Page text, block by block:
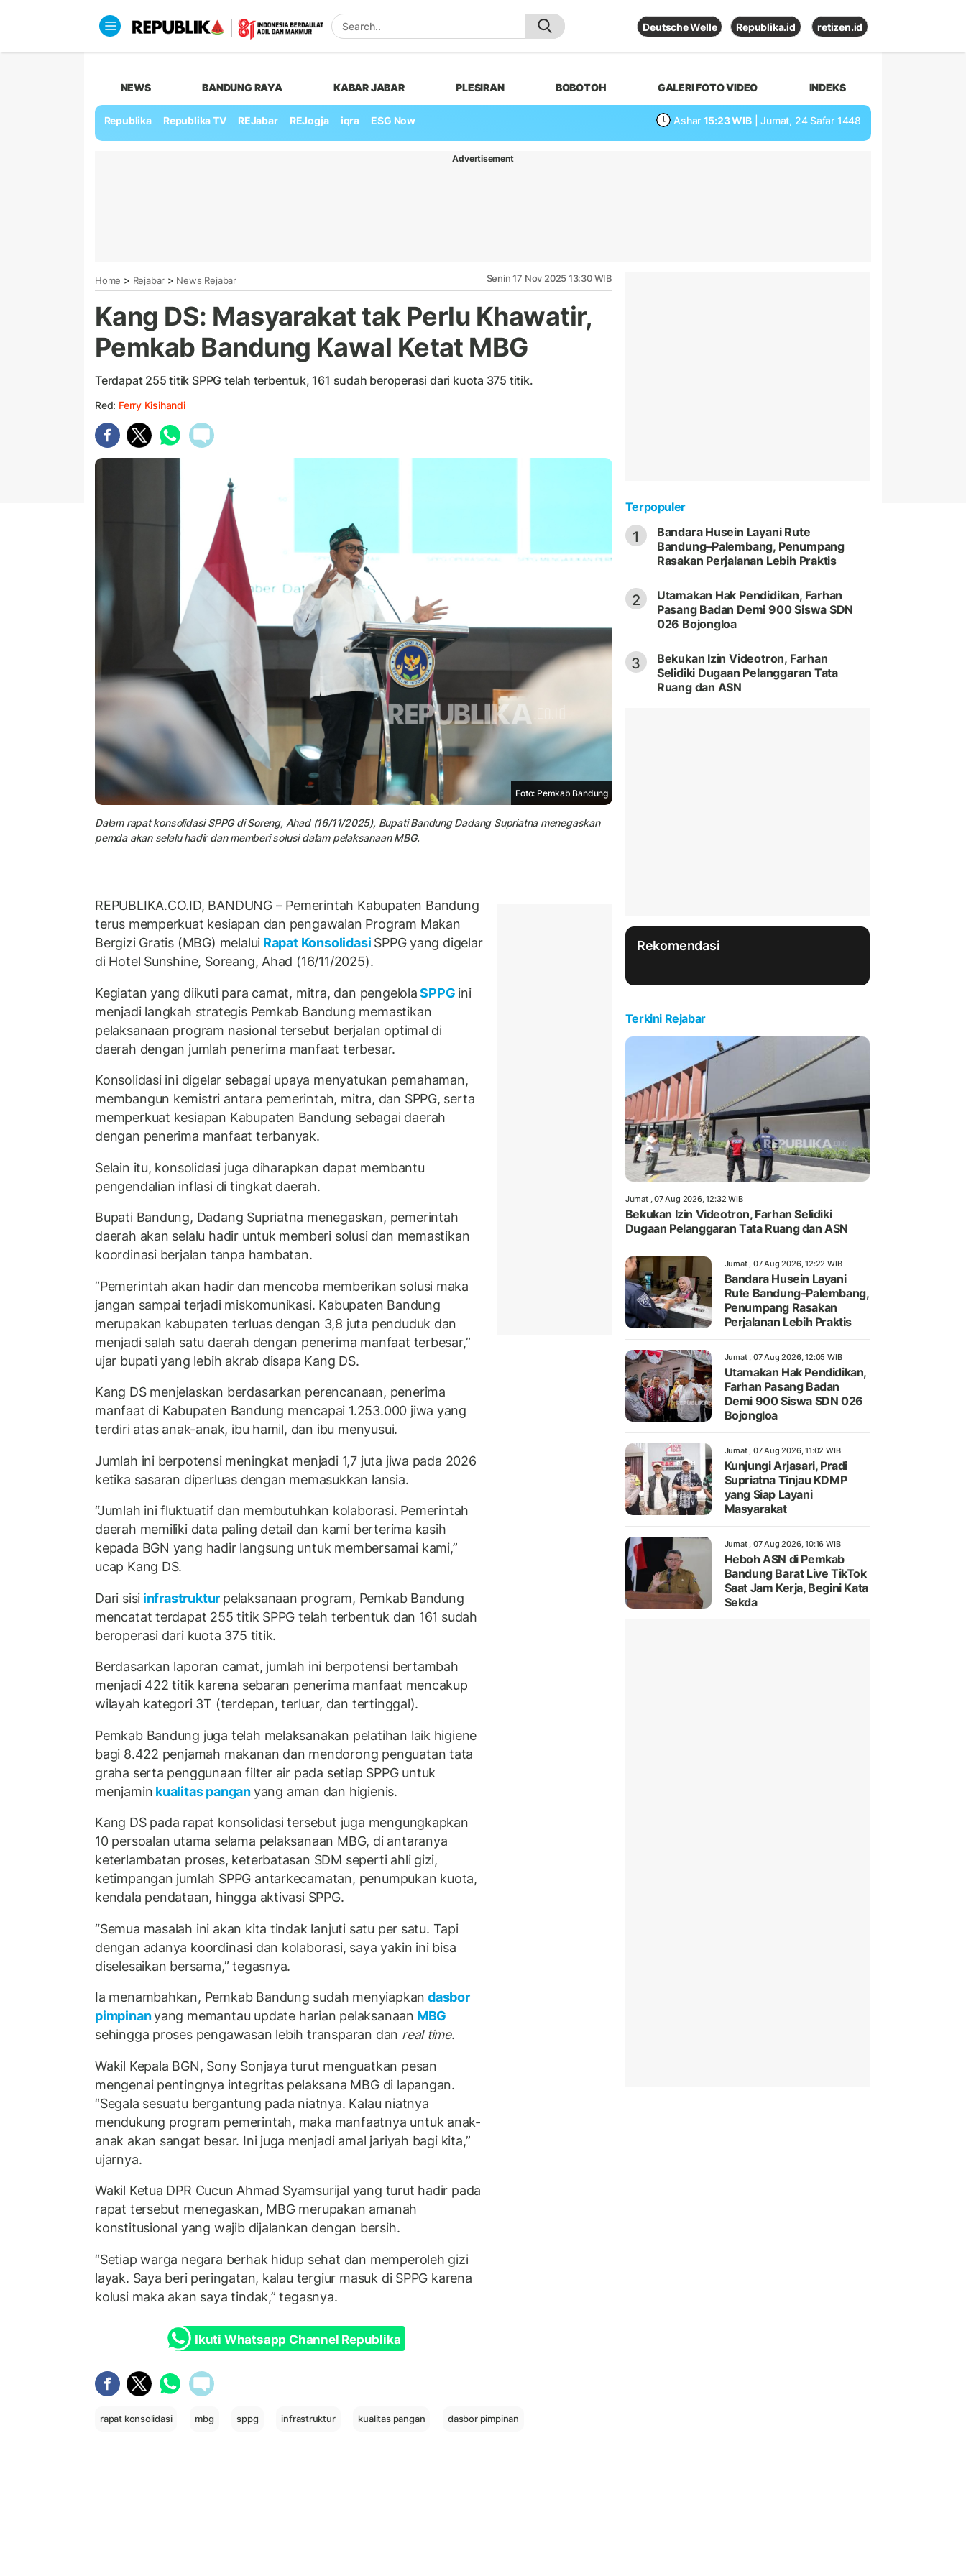
Deutsche Welle Republika.id retizen.id
NEWS BANDUNG RAYA KABAR JABAR PLESIRAN BOBOTOH GALERI FOTO VIDEO INDEKS
Republika Republika TV REJabar REJogja iqra ESG Now Ashar 15:23 WIB | Jumat, 24 Safar 1448
Advertisement
Home > Rejabar > News Rejabar Senin 17 Nov 2025 13:30 WIB
Kang DS: Masyarakat tak Perlu Khawatir,
Pemkab Bandung Kawal Ketat MBG
Terdapat 255 titik SPPG telah terbentuk, 161 sudah beroperasi dari kuota 375 titik.
Red: Ferry Kisihandi
Foto: Pemkab Bandung
Dalam rapat konsolidasi SPPG di Soreng, Ahad (16/11/2025), Bupati Bandung Dadang Supriatna menegaskan
pemda akan selalu hadir dan memberi solusi dalam pelaksanaan MBG.
REPUBLIKA.CO.ID, BANDUNG – Pemerintah Kabupaten Bandung
terus memperkuat kesiapan dan pengawalan Program Makan
Bergizi Gratis (MBG) melalui Rapat Konsolidasi SPPG yang digelar
di Hotel Sunshine, Soreang, Ahad (16/11/2025).
Kegiatan yang diikuti para camat, mitra, dan pengelolaSPPG ini
menjadi langkah strategis Pemkab Bandung memastikan
pelaksanaan program nasional tersebut berjalan optimal di
daerah dengan jumlah penerima manfaat terbesar.
Konsolidasi ini digelar sebagai upaya menyatukan pemahaman,
membangun kemistri antara pemerintah, mitra, dan SPPG, serta
memperkuat kesiapan Kabupaten Bandung sebagai daerah
dengan penerima manfaat terbanyak.
Selain itu, konsolidasi juga diharapkan dapat membantu
pengendalian inflasi di tingkat daerah.
Bupati Bandung, Dadang Supriatna menegaskan, pemerintah
daerah akan selalu hadir untuk memberi solusi dan memastikan
koordinasi berjalan tanpa hambatan.
“Pemerintah akan hadir dan mencoba memberikan solusi maka
jangan sampai terjadi miskomunikasi. Kabupaten Bandung
merupakan kabupaten terluas dengan 3,8 juta penduduk dan
menjadi salah satu daerah dengan penerima manfaat terbesar,”
ujar bupati yang lebih akrab disapa Kang DS.
Kang DS menjelaskan berdasarkan perencanaan, penerima
manfaat di Kabupaten Bandung mencapai 1.253.000 jiwa yang
terdiri atas anak-anak, ibu hamil, dan ibu menyusui.
Jumlah ini berpotensi meningkat menjadi 1,7 juta jiwa pada 2026
ketika sasaran diperluas dengan memasukkan lansia.
“Jumlah ini fluktuatif dan membutuhkan kolaborasi. Pemerintah
daerah memiliki data paling detail dan kami berterima kasih
kepada BGN yang hadir langsung untuk membersamai kami,”
ucap Kang DS.
Dari sisi infrastruktur pelaksanaan program, Pemkab Bandung
mencatat terdapat 255 titik SPPG telah terbentuk dan 161 sudah
beroperasi dari kuota 375 titik.
Berdasarkan laporan camat, jumlah ini berpotensi bertambah
menjadi 422 titik karena sebaran penerima manfaat mencakup
wilayah kategori 3T (terdepan, terluar, dan tertinggal).
Pemkab Bandung juga telah melaksanakan pelatihan laik higiene
bagi 8.422 penjamah makanan dan mendorong penguatan tata
graha serta penggunaan filter air pada setiap SPPG untuk
menjamin kualitas panganyang aman dan higienis.
Kang DS pada rapat konsolidasi tersebut juga mengungkapkan
10 persoalan utama selama pelaksanaan MBG, di antaranya
keterlambatan proses, keterbatasan SDM seperti ahli gizi,
ketimpangan jumlah SPPG antarkecamatan, penumpukan kuota,
kendala pendataan, hingga aktivasi SPPG.
“Semua masalah ini akan kita tindak lanjuti satu per satu. Tapi
dengan adanya koordinasi dan kolaborasi, saya yakin ini bisa
diselesaikan bersama,” tegasnya.
Ia menambahkan, Pemkab Bandung sudah menyiapkan dasbor
pimpinanyang memantau update harian pelaksanaan MBG
sehingga proses pengawasan lebih transparan dan real time.
Wakil Kepala BGN, Sony Sonjaya turut menguatkan pesan
mengenai pentingnya integritas pelaksana MBG di lapangan.
“Segala sesuatu bergantung pada niatnya. Kalau niatnya
mendukung program pemerintah, maka manfaatnya untuk anak-
anak akan sangat besar. Ini juga menjadi amal jariyah bagi kita,”
ujarnya.
Wakil Ketua DPR Cucun Ahmad Syamsurijal yang turut hadir pada
rapat tersebut menegaskan, MBG merupakan amanah
konstitusional yang wajib dijalankan dengan bersih.
“Setiap warga negara berhak hidup sehat dan memperoleh gizi
layak. Saya beri peringatan, kalau tergiur masuk di SPPG karena
kolusi maka akan saya tindak,” tegasnya.
Ikuti Whatsapp Channel Republika
rapat konsolidasi mbg sppg infrastruktur kualitas pangan dasbor pimpinan
Terpopuler
1
Bandara Husein Layani Rute
Bandung–Palembang, Penumpang
Rasakan Perjalanan Lebih Praktis
2
Utamakan Hak Pendidikan, Farhan
Pasang Badan Demi 900 Siswa SDN
026 Bojongloa
3
Bekukan Izin Videotron, Farhan
Selidiki Dugaan Pelanggaran Tata
Ruang dan ASN
Rekomendasi
Terkini Rejabar
Jumat , 07 Aug 2026, 12:32 WIB
Bekukan Izin Videotron, Farhan Selidiki
Dugaan Pelanggaran Tata Ruang dan ASN
Jumat , 07 Aug 2026, 12:22 WIB
Bandara Husein Layani
Rute Bandung–Palembang,
Penumpang Rasakan
Perjalanan Lebih Praktis
Jumat , 07 Aug 2026, 12:05 WIB
Utamakan Hak Pendidikan,
Farhan Pasang Badan
Demi 900 Siswa SDN 026
Bojongloa
Jumat , 07 Aug 2026, 11:02 WIB
Kunjungi Arjasari, Pradi
Supriatna Tinjau KDMP
yang Siap Layani
Masyarakat
Jumat , 07 Aug 2026, 10:16 WIB
Heboh ASN di Pemkab
Bandung Barat Live TikTok
Saat Jam Kerja, Begini Kata
Sekda